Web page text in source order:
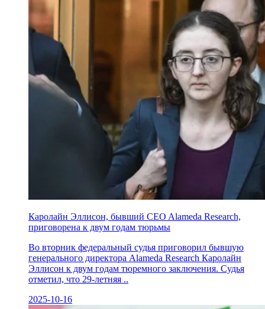
Каролайн Эллисон, бывший CEO Alameda Research,
приговорена к двум годам тюрьмы
Во вторник федеральный судья приговорил бывшую
генерального директора Alameda Research Каролайн
Эллисон к двум годам тюремного заключения. Судья
отметил, что 29-летняя ..
2025-10-16